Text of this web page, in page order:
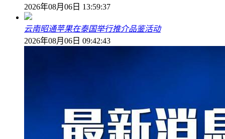
2026年08月06日 13:59:37
云南昭通苹果在泰国举行推介品鉴活动
2026年08月06日 09:42:43